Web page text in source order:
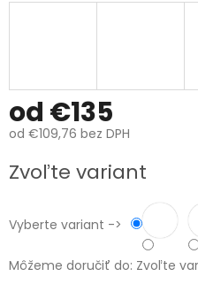
od €135
od €109,76 bez DPH
cena:
Zvoľte variant
Vyberte variant ->
Môžeme doručiť do: Zvoľte